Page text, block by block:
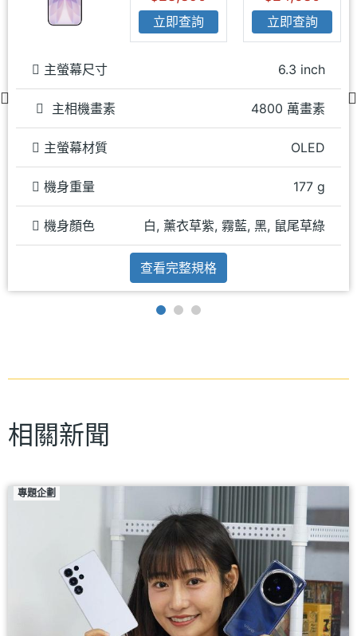
立即查詢 立即查詢
主螢幕尺寸 6.3 inch
主相機畫素 4800 萬畫素
主螢幕材質 OLED
機身重量 177 g
機身顏色 白, 薰衣草紫, 霧藍, 黑, 鼠尾草綠
查看完整規格
相關新聞
專題企劃